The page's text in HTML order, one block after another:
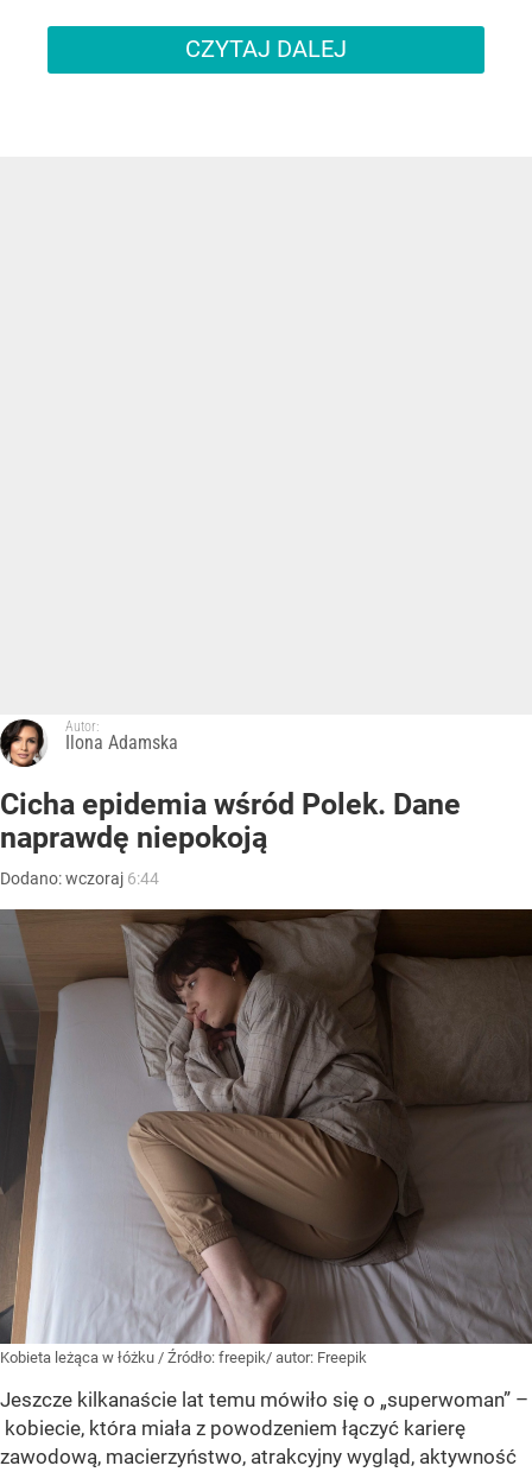
CZYTAJ DALEJ
Autor:
Ilona Adamska
Cicha epidemia wśród Polek. Dane
naprawdę niepokoją
Dodano:wczoraj 6:44
Kobieta leżąca w łóżku / Źródło: freepik/ autor: Freepik
Jeszcze kilkanaście lat temu mówiło się o „superwoman” –
kobiecie, która miała z powodzeniem łączyć karierę
zawodową, macierzyństwo, atrakcyjny wygląd, aktywność